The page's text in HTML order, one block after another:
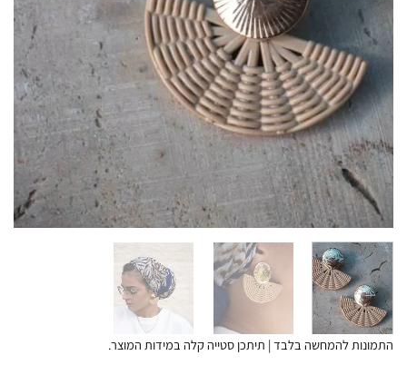
התמונות להמחשה בלבד | תיתכן סטייה קלה במידות המוצר.